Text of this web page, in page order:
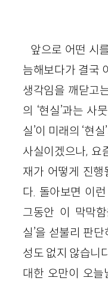
앞으로 어떤 시
늠해보다가 결국
생각임을 깨닫고
의 ‘현실’과는 사
실’이 미래의 ‘현
사실이겠으나, 요
재가 어떻게 진행
다. 돌아보면 이
그동안 이 막막
실’을 섣불리 판
성도 없지 않습니
대한 오만이 오늘